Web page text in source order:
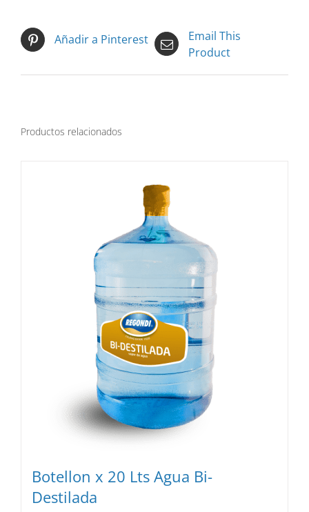
Añadir a Pinterest
Email This
Product
Productos relacionados
Botellon x 20 Lts Agua Bi-
Destilada